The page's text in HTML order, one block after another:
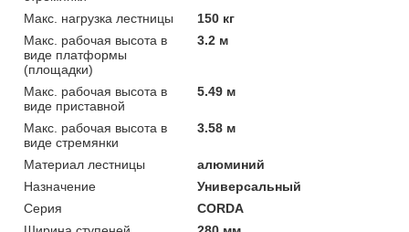
Макс. нагрузка лестницы
150 кг
Макс. рабочая высота в
виде платформы
(площадки)
3.2 м
Макс. рабочая высота в
виде приставной
5.49 м
Макс. рабочая высота в
виде стремянки
3.58 м
Материал лестницы
алюминий
Назначение
Универсальный
Серия
CORDA